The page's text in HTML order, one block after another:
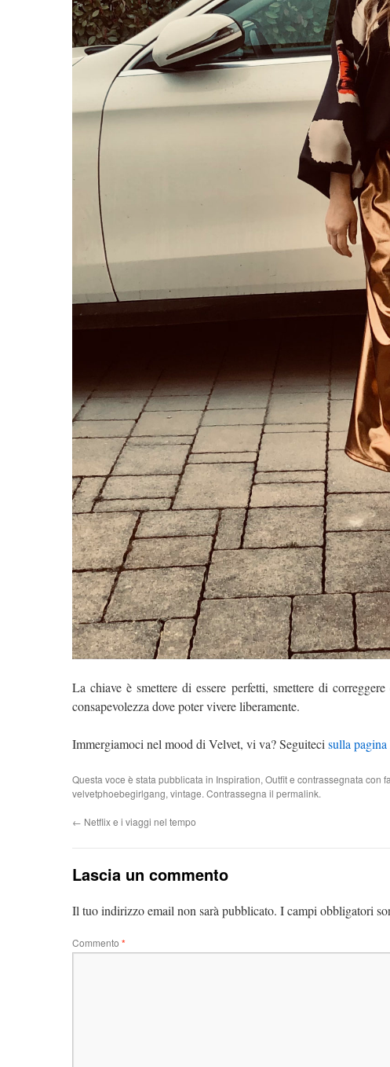
La chiave è smettere di essere perfetti, smettere di
consapevolezza dove poter vivere liberamente.
Immergiamoci nel mood di Velvet, vi va? Seguiteci sulla
Questa voce è stata pubblicata in Inspiration, Outfite contrassegnata con
velvetphoebegirlgang, vintage. Contrassegna il permalink.
← Netflix e i viaggi nel tempo
Lascia un commento
Il tuo indirizzo email non sarà pubblicato. I campi obbligatori
Commento *